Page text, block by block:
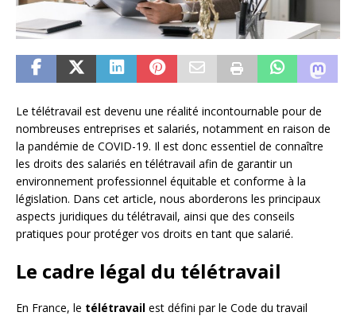
Le télétravail est devenu une réalité incontournable pour de
nombreuses entreprises et salariés, notamment en raison de
la pandémie de COVID-19. Il est donc essentiel de connaître
les droits des salariés en télétravail afin de garantir un
environnement professionnel équitable et conforme à la
législation. Dans cet article, nous aborderons les principaux
aspects juridiques du télétravail, ainsi que des conseils
pratiques pour protéger vos droits en tant que salarié.
Le cadre légal du télétravail
En France, le télétravail est défini par le Code du travail